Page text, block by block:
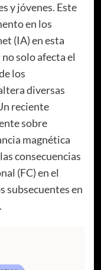
y jóvenes. Este
en los
(IA) en esta
solo afecta el
los
diversas
reciente
sobre
magnética
consecuencias
(FC) en el
subsecuentes en